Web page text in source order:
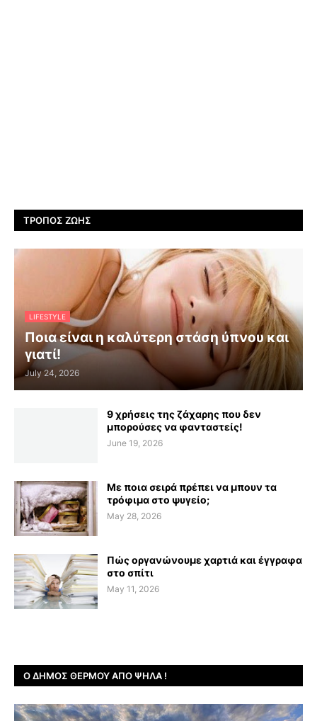
ΤΡΌΠΟΣ ΖΩΉΣ
LIFESTYLE
Ποια είναι η καλύτερη στάση ύπνου και
γιατί!
July 24, 2026
9 χρήσεις της ζάχαρης που δεν
μπορούσες να φανταστείς!
June 19, 2026
Με ποια σειρά πρέπει να μπουν τα
τρόφιμα στο ψυγείο;
May 28, 2026
Πώς οργανώνουμε χαρτιά και έγγραφα
στο σπίτι
May 11, 2026
Ο ΔΉΜΟΣ ΘΈΡΜΟΥ ΑΠΌ ΨΗΛΆ !